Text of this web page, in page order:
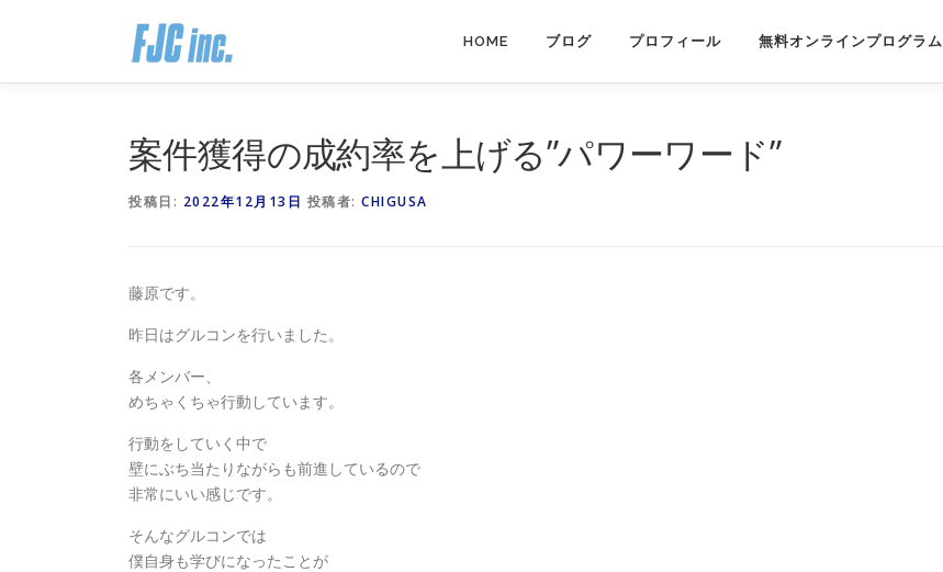
ン
HOME ブログ プロフィール 無料オンラインプログラム
案件獲得の成約率を上げる”パワーワード”
投稿日: 2022年12月13日 投稿者: CHIGUSA
藤原です。
昨日はグルコンを行いました。
各メンバー、
めちゃくちゃ行動しています。
行動をしていく中で
壁にぶち当たりながらも前進しているので
非常にいい感じです。
そんなグルコンでは
僕自身も学びになったことが